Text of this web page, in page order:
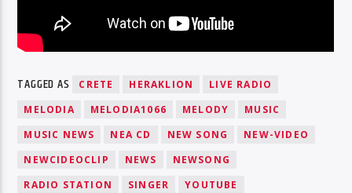
TAGGED AS CRETE HERAKLION
LIVE RADIO
MELODIA
MELODIA1066 MELODY
MUSIC
MUSIC NEWS
NEA CD NEW SONG
NEW-VIDEO
NEWCIDEOCLIP
NEWS
NEWSONG
RADIO STATION
SINGER YOUTUBE